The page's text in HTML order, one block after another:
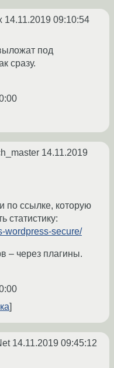
14.11.2019 09:10:54
под
сразу.
14.11.2019
по ссылке, которую
статистику:
wordpress-secure/
– через плагины.
14.11.2019 09:45:12